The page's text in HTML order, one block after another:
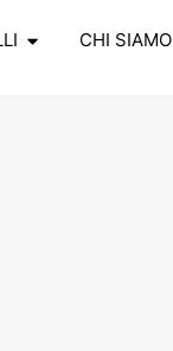
CHI SIAMO